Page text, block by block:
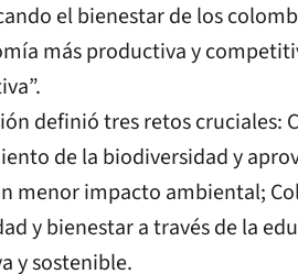
el bienestar de los
más productiva y
definió tres retos cruciales:
de la biodiversidad y
menor impacto ambiental;
y bienestar a través de la
y sostenible.